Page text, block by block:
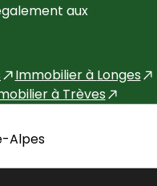
aux
Immobilier à Longes
à Trèves
Alpes